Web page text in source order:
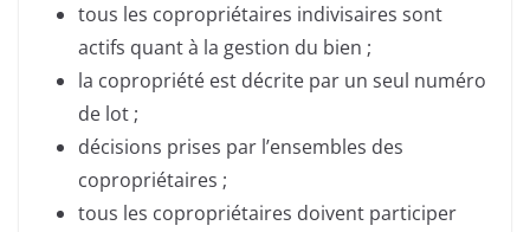
tous les copropriétaires indivisaires sont
actifs quant à la gestion du bien ;
la copropriété est décrite par un seul numéro
de lot ;
décisions prises par l’ensembles des
copropriétaires ;
tous les copropriétaires doivent participer